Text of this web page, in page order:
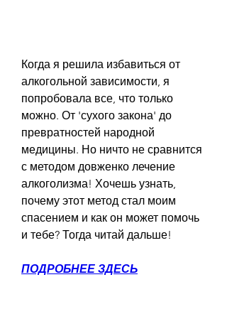
Когда я решила избавиться от
алкогольной зависимости, я
попробовала все, что только
можно. От 'сухого закона' до
превратностей народной
медицины. Но ничто не сравнится
с методом довженко лечение
алкоголизма! Хочешь узнать,
почему этот метод стал моим
спасением и как он может помочь
и тебе? Тогда читай дальше!
ПОДРОБНЕЕ ЗДЕСЬ